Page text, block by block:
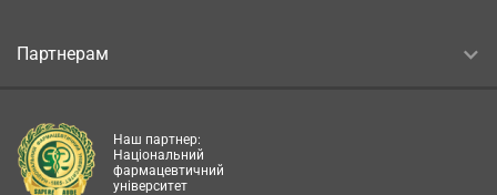
Партнерам
Наш партнер:
Національний
фармацевтичний
університет